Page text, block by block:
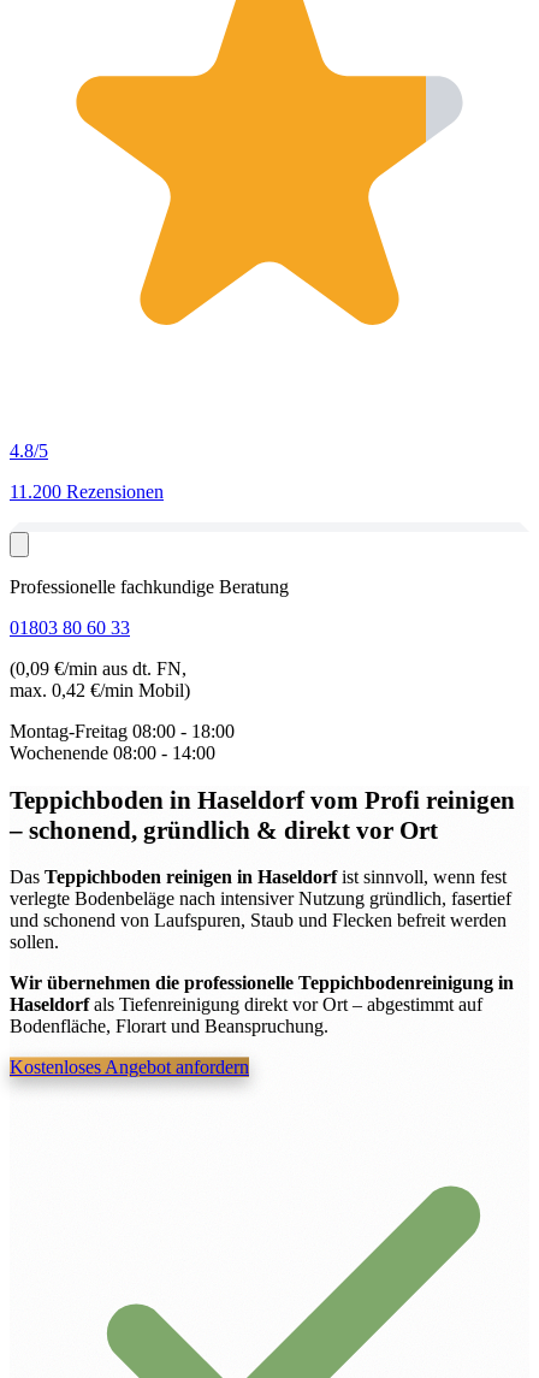
4.8/5
11.200 Rezensionen
Professionelle fachkundige Beratung
01803 80 60 33
(0,09 €/min aus dt. FN,
max. 0,42 €/min Mobil)
Montag-Freitag 08:00 - 18:00
Wochenende 08:00 - 14:00
Teppichboden in Haseldorfvom Profi reinigen
– schonend, gründlich & direkt vor Ort
Das Teppichboden reinigen in Haseldorfist sinnvoll, wenn fest
verlegte Bodenbeläge nach intensiver Nutzung gründlich, fasertief
und schonend von Laufspuren, Staub und Flecken befreit werden
sollen.
Wir übernehmen die professionelle Teppichbodenreinigung in
Haseldorfals Tiefenreinigung direkt vor Ort – abgestimmt auf
Bodenfläche, Florart und Beanspruchung.
Kostenloses Angebot anfordern